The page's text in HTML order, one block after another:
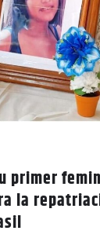
primer
la